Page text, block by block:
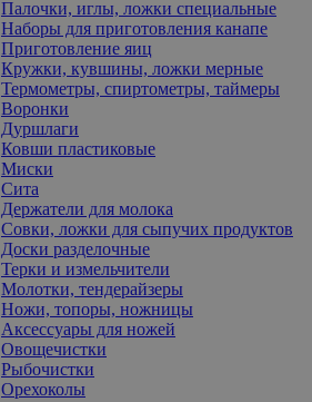
Палочки, иглы, ложки специальные
Наборы для приготовления канапе
Приготовление яиц
Кружки, кувшины, ложки мерные
Термометры, спиртометры, таймеры
Воронки
Дуршлаги
Ковши пластиковые
Миски
Сита
Держатели для молока
Совки, ложки для сыпучих продуктов
Доски разделочные
Терки и измельчители
Молотки, тендерайзеры
Ножи, топоры, ножницы
Аксессуары для ножей
Овощечистки
Рыбочистки
Орехоколы